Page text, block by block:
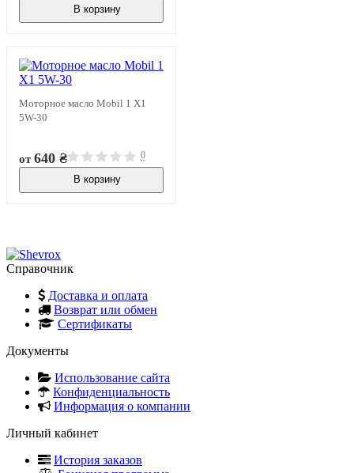
В корзину
Моторное масло Mobil 1 X1
5W-30
от640 ₴ 0
В корзину
Справочник
Доставка и оплата
Возврат или обмен
Сертификаты
Документы
Использование сайта
Конфиденциальность
Информация о компании
Личный кабинет
История заказов